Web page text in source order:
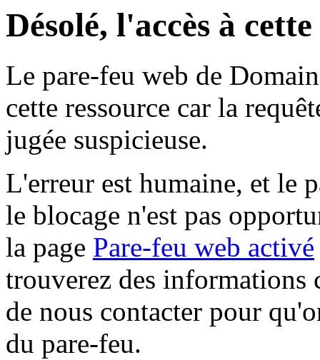
Désolé, l'accès à
Le pare-feu web de
cette ressource car la
jugée suspicieuse.
L'erreur est humaine, et le
le blocage n'est pas
la page Pare-feu web activé
trouverez des informations
de nous contacter pour
du pare-feu.